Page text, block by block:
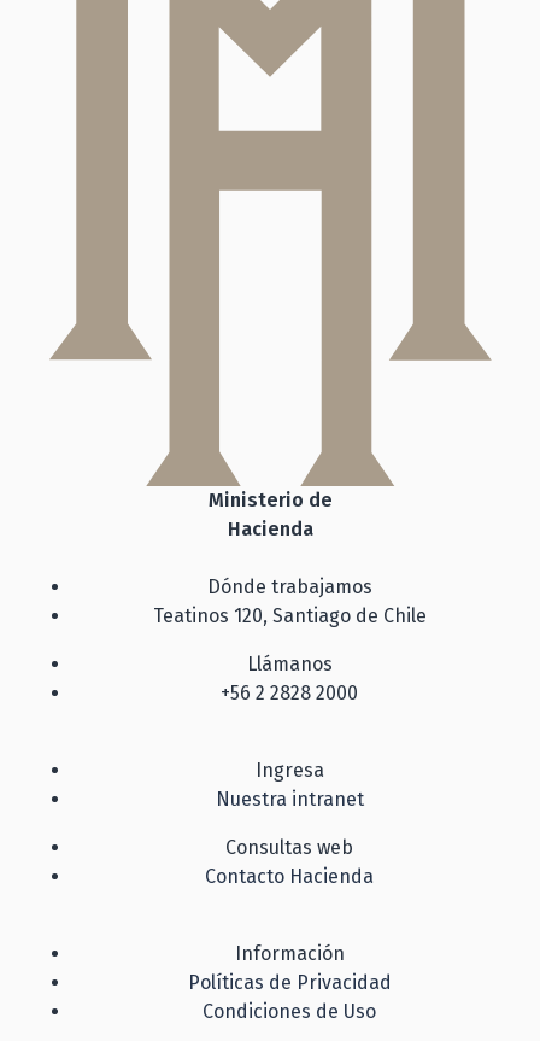
Ministerio de
Hacienda
Dónde trabajamos
Teatinos 120, Santiago de Chile
Llámanos
+56 2 2828 2000
Ingresa
Nuestra intranet
Consultas web
Contacto Hacienda
Información
Políticas de Privacidad
Condiciones de Uso